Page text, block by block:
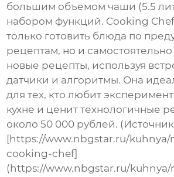
большим объемом чаши (5.5
набором функций. Cooking
только готовить блюда по
рецептам, но и
новые рецепты, используя
датчики и алгоритмы. Она
для тех, кто любит
кухне и ценит технологичные
около 50 000 рублей.
[https://www.nbgstar.ru/
cooking-chef]
(https://www.nbgstar.ru/